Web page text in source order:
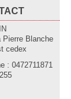
Pierre Blanche
cedex
: 0472711871